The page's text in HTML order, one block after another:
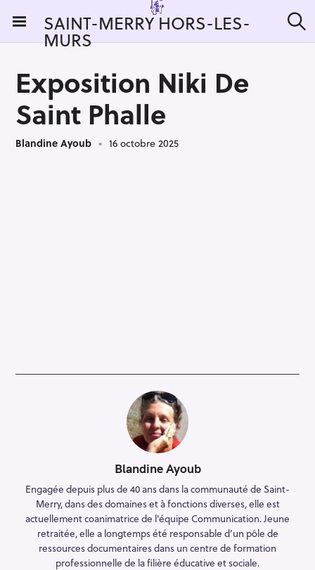
i
SAINT-MERRY HORS-LES-
MURS e
Exposition Niki De
Saint Phalle
Blandine Ayoub 16 octobre 2025
Blandine Ayoub
Engagée depuis plus de 40 ans dans la communauté de Saint-
Merry, dans des domaines et à fonctions diverses, elle est
actuellement coanimatrice de l'équipe Communication. Jeune
retraitée, elle a longtemps été responsable d’un pôle de
ressources documentaires dans un centre de formation
professionnelle de la filière éducative et sociale.